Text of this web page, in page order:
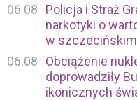
06.08
Policja i Straż
narkotyki o
w
06.08
Obciążenie
doprowadziły
ikonicznych